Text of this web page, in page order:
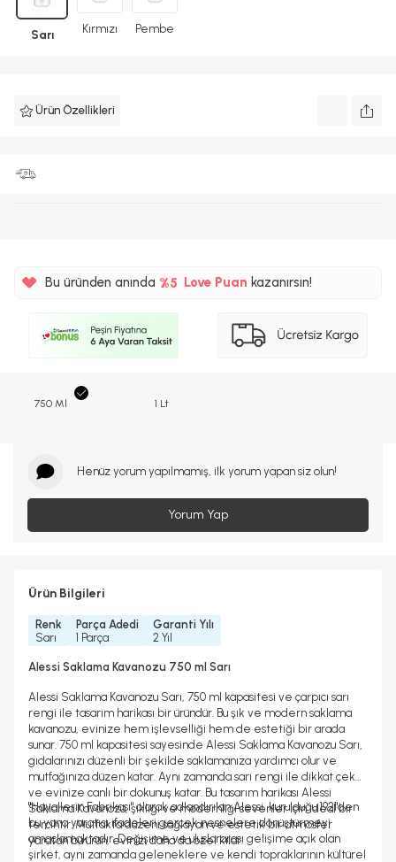
Sarı Kırmızı Pembe
Ürün Özellikleri
Bu üründen anında %5 Love Puankazanırsın!
750 Ml 1 Lt
Henüz yorum yapılmamış, ilk yorum yapan siz olun!
Yorum Yap
Ürün Bilgileri
Renk
Sarı
Parça Adedi
1 Parça
Garanti Yılı
2 Yıl
Alessi Saklama Kavanozu 750 ml Sarı
Alessi Saklama Kavanozu Sarı, 750 ml kapasitesi ve çarpıcı sarı
rengi ile tasarım harikası bir üründür. Bu şık ve modern saklama
kavanozu, evinize hem işlevselliği hem de estetiği bir arada
sunar. 750 ml kapasitesi sayesinde Alessi Saklama Kavanozu Sarı,
gıdalarınızı düzenli bir şekilde saklamanıza yardımcı olur ve
mutfağınıza düzen katar. Aynı zamanda sarı rengi ile dikkat çeker
ve evinize canlı bir dokunuş katar. Bu tasarım harikası Alessi
Saklama Kavanozu, şıklığı ve modernliği sevenler için ideal bir
tercihtir. Mutfakta düzeni sağlayan ve estetik bir atmosfer
yaratan bu ürün, evinizi daha da özel kılar.
"Hayallerin Fabrikası" olarak adlandırılan Alessi, kurulduğu 1921'den
bu yana yaratıcı ifadeleri gerçek nesnelere dönüştürmeyi
amaçlamaktadır. Değişime ve uluslararası gelişime açık olan
şirket, aynı zamanda geleneklere ve kendi topraklarının kültürel